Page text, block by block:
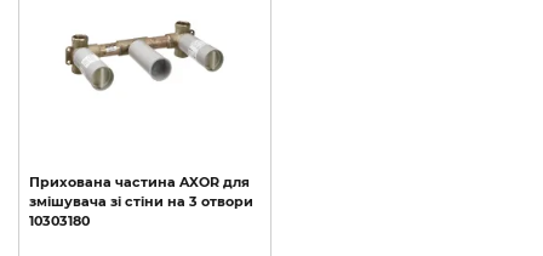
Прихована частина AXOR для
змішувача зі стіни на 3 отвори
10303180